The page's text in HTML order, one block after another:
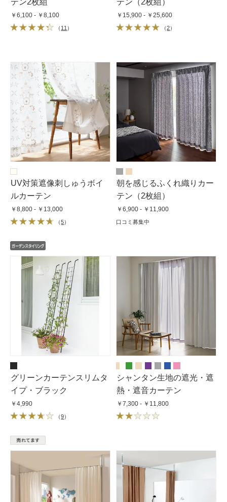
￥6,100 - ￥8,100
（ 11 ）
￥15,900 - ￥25,600
（2）
UV対策遮像刺しゅうボイ
ルカーテン
￥8,800 - ￥13,000
（5）
朝を感じるふくれ織りカー
テン（2枚組）
￥6,900 - ￥11,900
口コミ募集中
グリーンカーテンスリムタ
イプ・ブラック
￥4,990
（9）
シャンタン生地の遮光・遮
熱・遮音カーテン
￥7,300 - ￥11,800